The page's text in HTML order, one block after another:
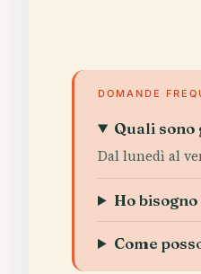
DOMANDE
Quali sono
Dal lunedì al
Ho
Come